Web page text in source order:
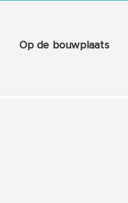
Op de bouwplaats